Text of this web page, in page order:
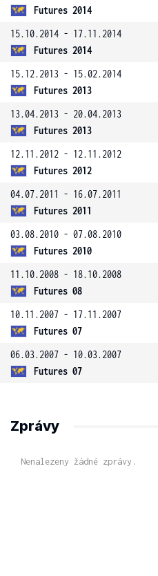
Futures 2014
15.10.2014 - 17.11.2014
Futures 2014
15.12.2013 - 15.02.2014
Futures 2013
13.04.2013 - 20.04.2013
Futures 2013
12.11.2012 - 12.11.2012
Futures 2012
04.07.2011 - 16.07.2011
Futures 2011
03.08.2010 - 07.08.2010
Futures 2010
11.10.2008 - 18.10.2008
Futures 08
10.11.2007 - 17.11.2007
Futures 07
06.03.2007 - 10.03.2007
Futures 07
Zprávy
Nenalezeny žádné zprávy.